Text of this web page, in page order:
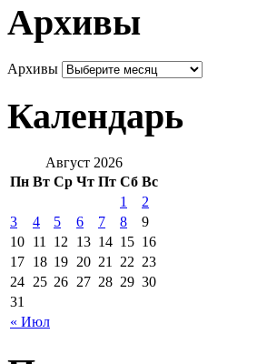
Архивы
Архивы
Календарь
Август 2026
Пн Вт Ср Чт Пт Сб Вс
« Июл
1
2
3
4 5 6 7 8
9
10 11 12 13 14 15 16
17 18 19 20 21 22 23
24 25 26 27 28 29 30
31